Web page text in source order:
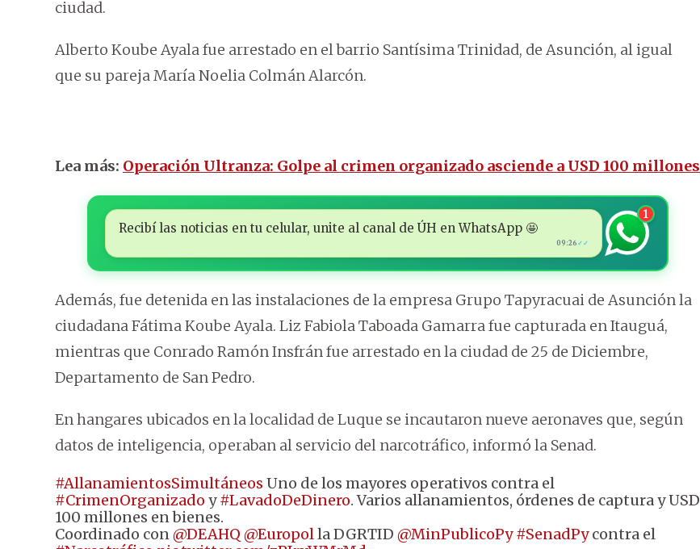
ciudad.
Alberto Koube Ayala fue arrestado en el barrio Santísima Trinidad, de Asunción, al igual
que su pareja María Noelia Colmán Alarcón.
Lea más: Operación Ultranza: Golpe al crimen organizado asciende a USD 100 millones
Recibí las noticias en tu celular, unite al canal de ÚH en WhatsApp 🤩
09:26 ✓✓
1
Además, fue detenida en las instalaciones de la empresa Grupo Tapyracuai de Asunción la
ciudadana Fátima Koube Ayala. Liz Fabiola Taboada Gamarra fue capturada en Itauguá,
mientras que Conrado Ramón Insfrán fue arrestado en la ciudad de 25 de Diciembre,
Departamento de San Pedro.
En hangares ubicados en la localidad de Luque se incautaron nueve aeronaves que, según
datos de inteligencia, operaban al servicio del narcotráfico, informó la Senad.
#AllanamientosSimultáneos Uno de los mayores operativos contra el
#CrimenOrganizado y#LavadoDeDinero. Varios allanamientos, órdenes de captura y USD
100 millones en bienes.
Coordinado con@DEAHQ @Europolla DGRTID @MinPublicoPy #SenadPycontra el